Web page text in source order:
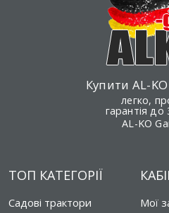
Купити AL-
легко,
гарантія до
AL-KO
ТОП КАТЕГОРІЇ
Садові трактори
Мої